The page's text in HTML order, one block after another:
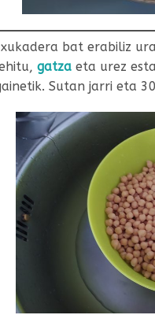
bat erabiliz
gatza eta urez
Sutan jarri eta